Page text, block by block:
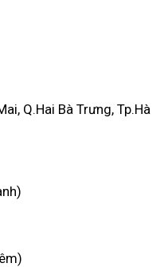
Q.Hai Bà Trưng, Tp.Hà